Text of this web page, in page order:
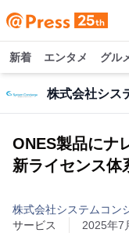
新着 エンタメ グル
株式会社シス
ONES製品にナ
新ライセンス体
株式会社システムコン
サービス
2025年7